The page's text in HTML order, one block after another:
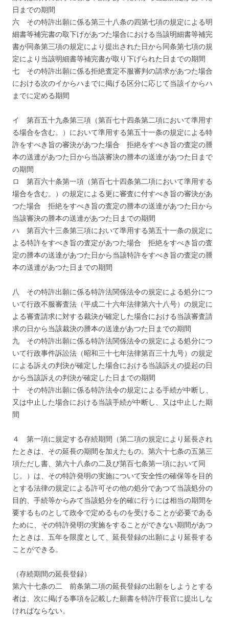
日までの期間
六 その特許出願に係る第三十八条の四第七項の規定による明
細書等補完書の取下げがあつた場合における当該明細書等補完
書が同条第三項の規定により提出された日から同条第七項の規
定により当該明細書等補完書が取り下げられた日までの期間
七 その特許出願に係る拒絶査定不服審判の請求があつた場合
における次のイからハまでに掲げる区分に応じて当該イからハ
までに定める期間
イ 第百五十九条第三項（第百七十四条第二項において準用す
る場合を含む。）において準用する第五十一条の規定による特
許をすべき旨の審決があつた場合 拒絶をすべき旨の査定の謄
本の送達があつた日から当該審決の謄本の送達があつた日まで
の期間
ロ 第百六十条第一項（第百七十四条第二項において準用する
場合を含む。）の規定による更に審査に付すべき旨の審決があ
つた場合 拒絶をすべき旨の査定の謄本の送達があつた日から
当該審決の謄本の送達があつた日までの期間
ハ 第百六十三条第三項において準用する第五十一条の規定に
よる特許をすべき旨の査定があつた場合 拒絶をすべき旨の査
定の謄本の送達があつた日から当該特許をすべき旨の査定の謄
本の送達があつた日までの期間
八 その特許出願に係る特許法関係法令の規定による処分につ
いて行政不服審査法（平成二十六年法律第六十八号）の規定に
よる審査請求に対する裁決が確定した場合における当該審査請
求の日から当該裁決の謄本の送達があつた日までの期間
九 その特許出願に係る特許法関係法令の規定による処分につ
いて行政事件訴訟法（昭和三十七年法律第百三十九号）の規定
による訴えの判決が確定した場合における当該訴えの提起の日
から当該訴えの判決が確定した日までの期間
十 その特許出願に係る特許法令の規定による手続が中断し、
又は中止した場合における当該手続が中断し、又は中止した期
間
４ 第一項に規定する存続期間（第二項の規定により延長され
たときは、その延長の期間を加えたもの。第六十七条の五第三
項ただし書、第六十八条の二及び第百七条第一項において同
じ。）は、その特許発明の実施について安全性の確保等を目的
とする法律の規定による許可その他の処分であつて当該処分の
目的、手続等からみて当該処分を的確に行うには相当の期間を
要するものとして政令で定めるものを受けることが必要である
ために、その特許発明の実施をすることができない期間があつ
たときは、五年を限度として、延長登録の出願により延長する
ことができる。
（存続期間の延長登録）
第六十七条の二 前条第二項の延長登録の出願をしようとする
者は、次に掲げる事項を記載した願書を特許庁長官に提出しな
ければならない。